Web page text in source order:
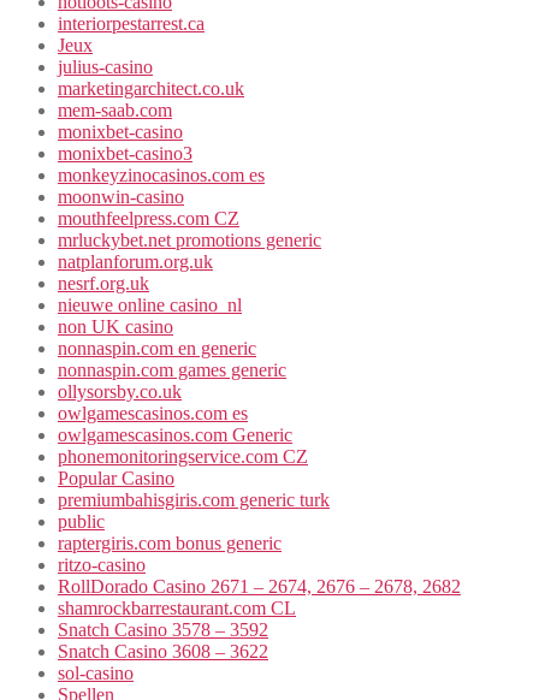
interiorpestarrest.ca
Jeux
julius-casino
marketingarchitect.co.uk
mem-saab.com
monixbet-casino
monixbet-casino3
monkeyzinocasinos.com es
moonwin-casino
mouthfeelpress.com CZ
mrluckybet.net promotions generic
natplanforum.org.uk
nesrf.org.uk
nieuwe online casino_nl
non UK casino
nonnaspin.com en generic
nonnaspin.com games generic
ollysorsby.co.uk
owlgamescasinos.com es
owlgamescasinos.com Generic
phonemonitoringservice.com CZ
Popular Casino
premiumbahisgiris.com generic turk
public
raptergiris.com bonus generic
ritzo-casino
RollDorado Casino 2671 – 2674, 2676 – 2678, 2682
shamrockbarrestaurant.com CL
Snatch Casino 3578 – 3592
Snatch Casino 3608 – 3622
sol-casino
Spellen